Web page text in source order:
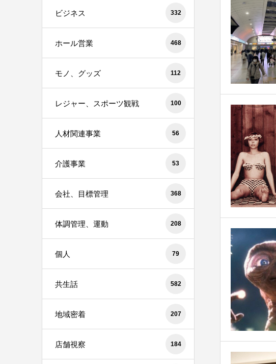
ビジネス 332
ホール営業 468
モノ、グッズ 112
レジャー、スポーツ観戦 100
人材関連事業 56
介護事業 53
会社、目標管理 368
体調管理、運動 208
個人 79
共生話 582
地域密着 207
店舗視察 184